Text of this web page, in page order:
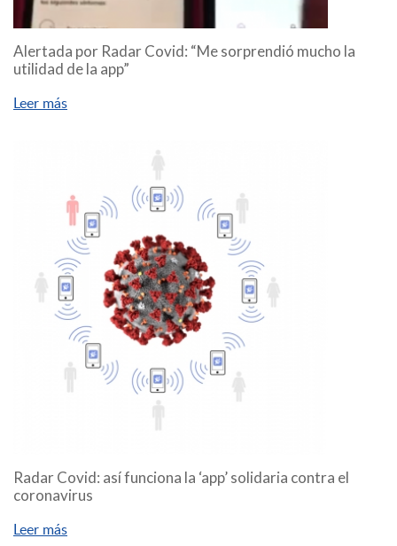
Alertada por Radar Covid: “Me sorprendió mucho la
utilidad de la app”
Leer más
Radar Covid: así funciona la ‘app’ solidaria contra el
coronavirus
Leer más